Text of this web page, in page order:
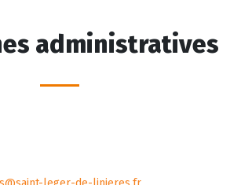
administratives